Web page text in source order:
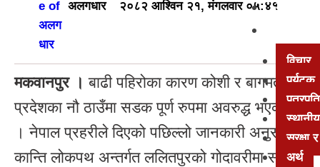
विचार
पर्यटक
सुरक्षा
अर्थ
अलगधार २०८२ आश्विन २१, मंगलवार ०५:४१
मकवानपुर । बाढी पहिरोका कारण कोशी र बागमती
प्रदेशका नौ ठाउँमा सडक पूर्ण रुपमा अवरुद्ध भएको छ
। नेपाल प्रहरीले दिएको पछिल्लो जानकारी अनुसार
कान्ति लोकपथ अन्तर्गत ललितपुरको गोदावरीमा सडक